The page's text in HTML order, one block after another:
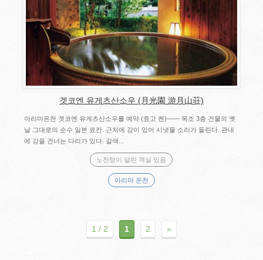
겟코엔 유게츠산소우 (月光園 游月山荘)
아리마온천 겟코엔 유게츠산소우를 예약 (효고 켄)―― 목조 3층 건물의 옛
날 그대로의 순수 일본 료칸. 근처에 강이 있어 시냇물 소리가 들린다. 관내
에 강을 건너는 다리가 있다. 갈색...
노천탕이 달린 객실 있음
아리마 온천
1 / 2 1 2 »